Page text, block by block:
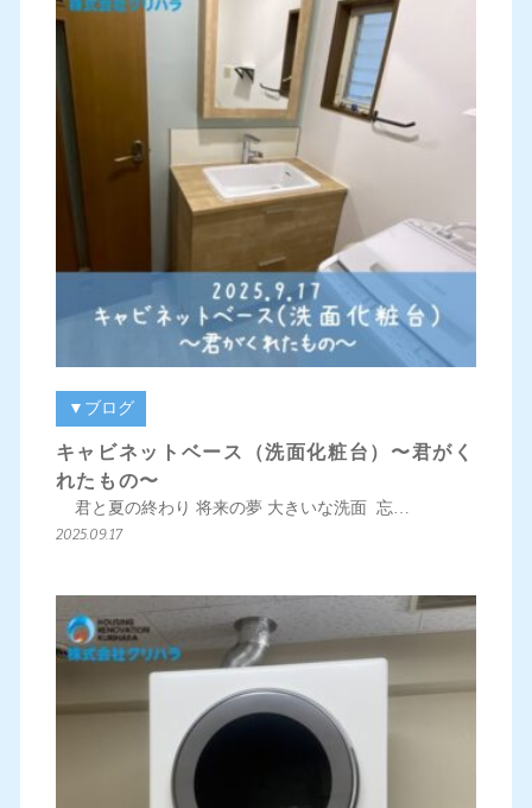
▼ブログ
キャビネットベース（洗面化粧台）〜君がく
れたもの〜
君と夏の終わり 将来の夢 大きいな洗面 忘…
2025.09.17